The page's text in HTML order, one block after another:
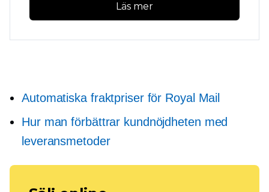
Läs mer
Automatiska fraktpriser för Royal Mail
Hur man förbättrar kundnöjdheten med
leveransmetoder